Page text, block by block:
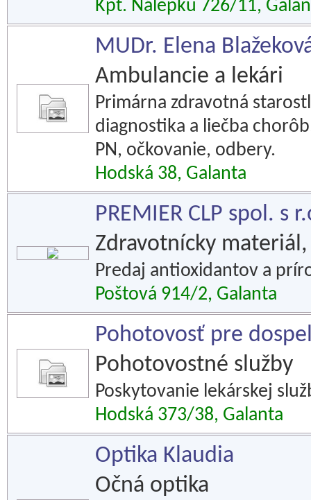
Kpt. Nálepku 726/11,
MUDr. Elena
Ambulancie a lekári
Primárna zdravotná
diagnostika a liečba
PN, očkovanie, odbery.
Hodská 38, Galanta
PREMIER CLP spol. s
Zdravotnícky
Predaj antioxidantov a
Poštová 914/2, Galanta
Pohotovosť pre
Pohotovostné služby
Poskytovanie lekárskej
Hodská 373/38, Galanta
Optika Klaudia
Očná optika